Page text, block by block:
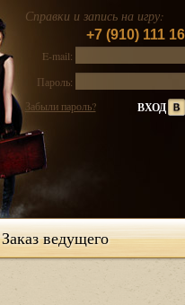
Справки и запись на игру:
+7 (910) 111
E-mail:
Пароль:
Забыли пароль?
Заказ ведущего